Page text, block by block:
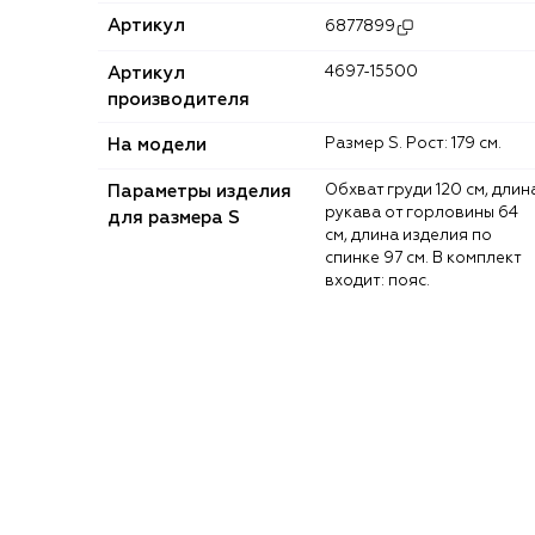
Артикул 6877899
Артикул
производителя
4697-15500
На модели Размер S. Рост: 179 см.
Параметры изделия
для размера S
Обхват груди 120 см, длина
рукава от горловины 64
см, длина изделия по
спинке 97 см. В комплект
входит: пояс.